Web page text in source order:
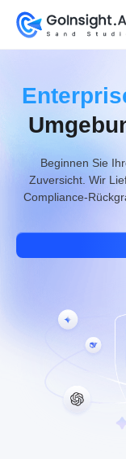
Beginnen Sie
Zuversicht. Wir
Compliance-